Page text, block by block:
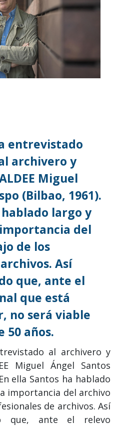
entrevistado
archivero y
Miguel
(Bilbao, 1961).
hablado largo y
del
de los
Así
que, ante el
que está
no será viable
50 años.
al archivero y
Miguel Ángel Santos
ella Santos ha hablado
importancia del archivo
de archivos. Así
que, ante el relevo